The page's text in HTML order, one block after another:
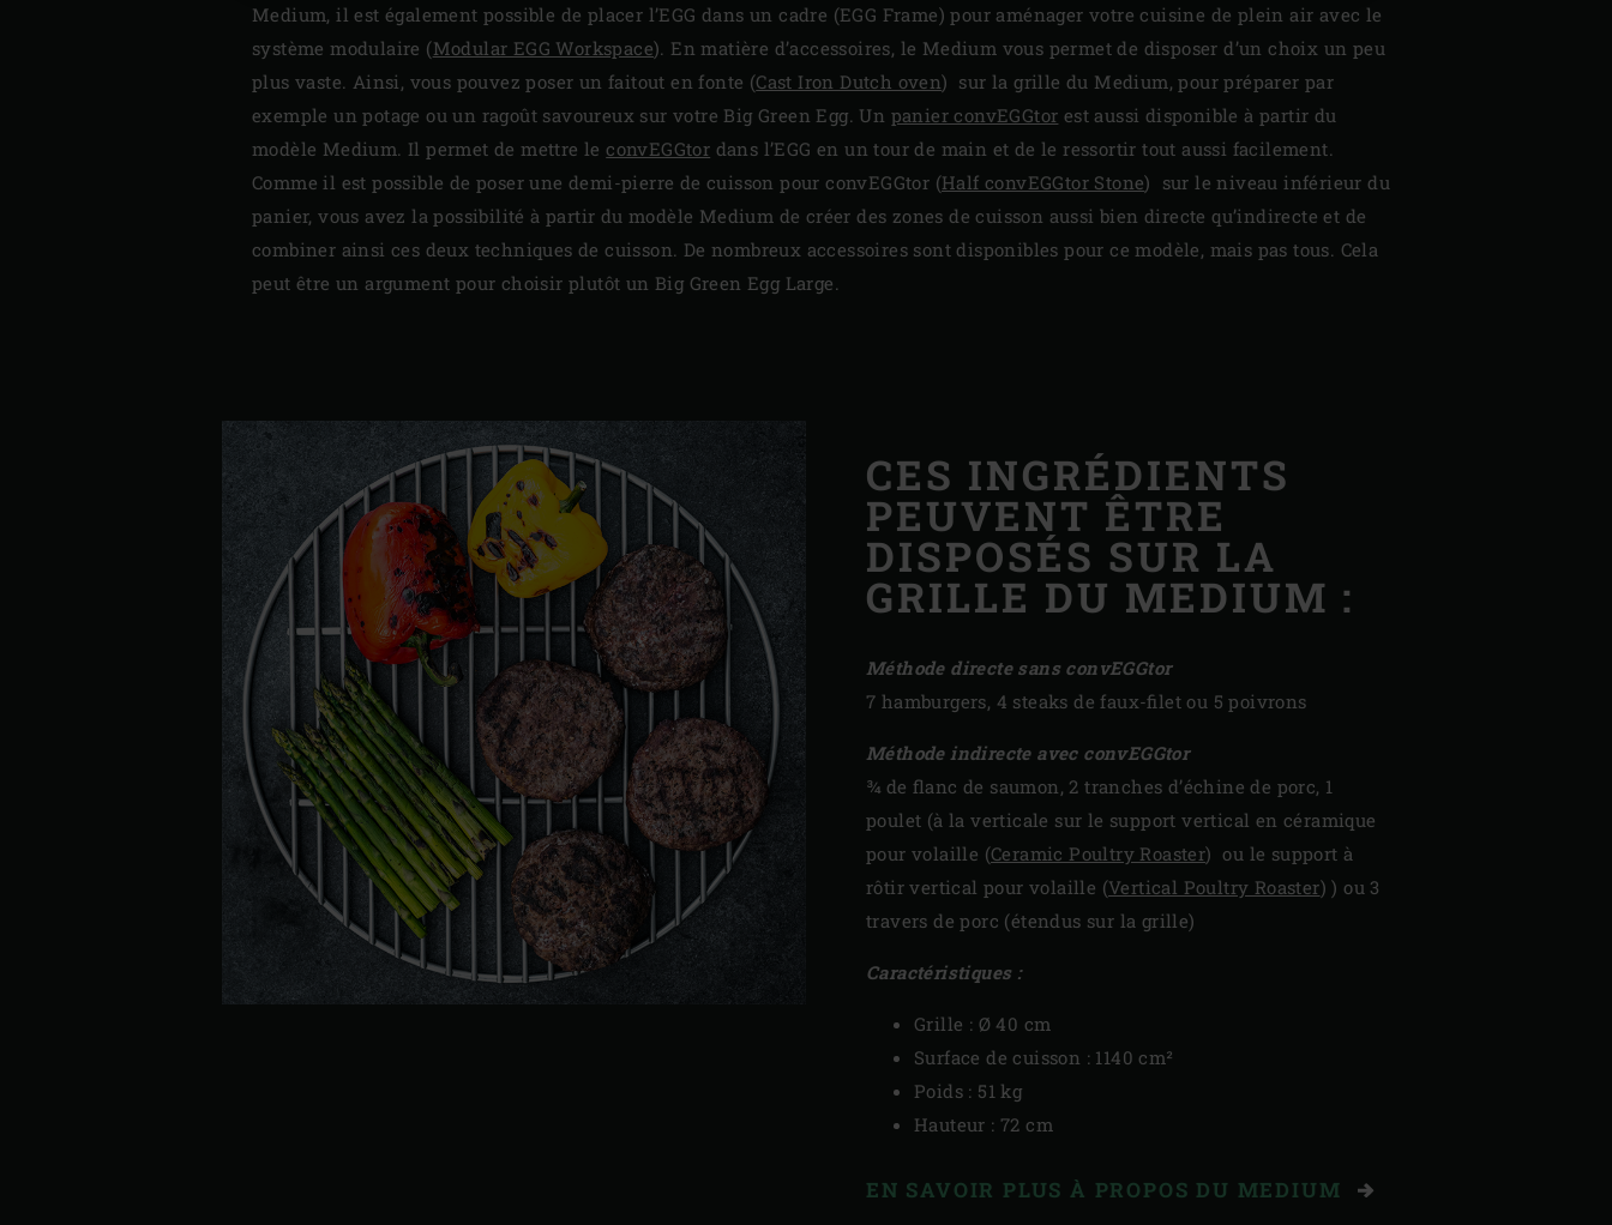
Medium, il est également possible de placer l’EGG dans un cadre (EGG Frame) pour aménager votre cuisine de plein air avec le
système modulaire (Modular EGG Workspace). En matière d’accessoires, le Medium vous permet de disposer d’un choix un peu
plus vaste. Ainsi, vous pouvez poser un faitout en fonte (Cast Iron Dutch oven) sur la grille du Medium, pour préparer par
exemple un potage ou un ragoût savoureux sur votre Big Green Egg. Un panier convEGGtor est aussi disponible à partir du
modèle Medium. Il permet de mettre le convEGGtor dans l’EGG en un tour de main et de le ressortir tout aussi facilement.
Comme il est possible de poser une demi-pierre de cuisson pour convEGGtor (Half convEGGtor Stone) sur le niveau inférieur du
panier, vous avez la possibilité à partir du modèle Medium de créer des zones de cuisson aussi bien directe qu’indirecte et de
combiner ainsi ces deux techniques de cuisson. De nombreux accessoires sont disponibles pour ce modèle, mais pas tous. Cela
peut être un argument pour choisir plutôt un Big Green Egg Large.
CES INGRÉDIENTS
PEUVENT ÊTRE
DISPOSÉS SUR LA
GRILLE DU MEDIUM :
Méthode directe sans convEGGtor
7 hamburgers, 4 steaks de faux-filet ou 5 poivrons
Méthode indirecte avec convEGGtor
¾ de flanc de saumon, 2 tranches d’échine de porc, 1
poulet (à la verticale sur le support vertical en céramique
pour volaille (Ceramic Poultry Roaster) ou le support à
rôtir vertical pour volaille (Vertical Poultry Roaster) ) ou 3
travers de porc (étendus sur la grille)
Caractéristiques :
Grille : Ø 40 cm
Surface de cuisson : 1140 cm²
Poids : 51 kg
Hauteur : 72 cm
EN SAVOIR PLUS À PROPOS DU MEDIUM